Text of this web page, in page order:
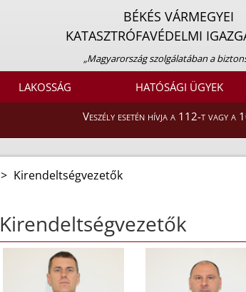
BÉKÉS VÁRMEGYEI
KATASZTRÓFAVÉDELMI
„Magyarország szolgálatában a
LAKOSSÁG HATÓSÁGI ÜGYEK
Veszély esetén hívja a 112-t vagy a
> Kirendeltségvezetők
Kirendeltségvezetők